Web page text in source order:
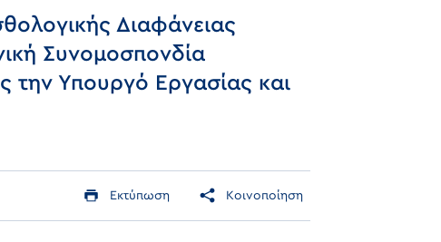
Διαφάνειας
Συνομοσπονδία
την Υπουργό Εργασίας και
Εκτύπωση Κοινοποίηση